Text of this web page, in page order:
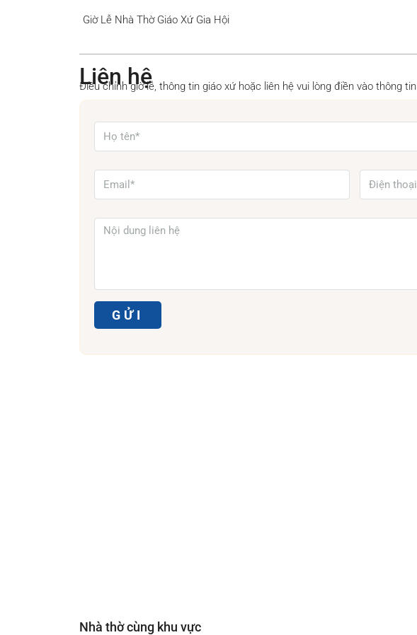
Giờ Lễ Nhà Thờ Giáo Xứ Gia Hội
Liên hệ
Điều chỉnh giờ lễ, thông tin giáo xứ hoặc liên hệ vui lòng điền vào thông
Nhà thờ cùng khu vực